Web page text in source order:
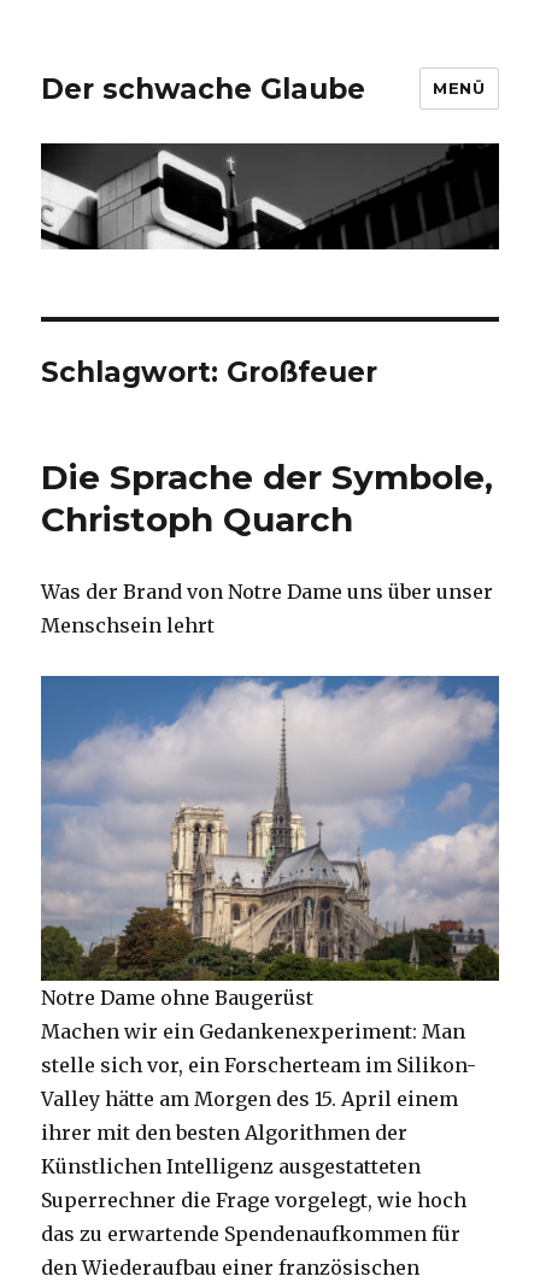
Der schwache Glaube MENÜ
Schlagwort: Großfeuer
Die Sprache der Symbole,
Christoph Quarch
Was der Brand von Notre Dame uns über unser
Menschsein lehrt
Notre Dame ohne Baugerüst
Machen wir ein Gedankenexperiment: Man
stelle sich vor, ein Forscherteam im Silikon-
Valley hätte am Morgen des 15. April einem
ihrer mit den besten Algorithmen der
Künstlichen Intelligenz ausgestatteten
Superrechner die Frage vorgelegt, wie hoch
das zu erwartende Spendenaufkommen für
den Wiederaufbau einer französischen